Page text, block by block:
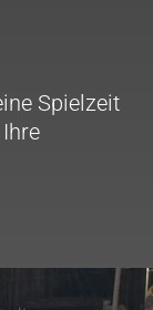
Spielzeit